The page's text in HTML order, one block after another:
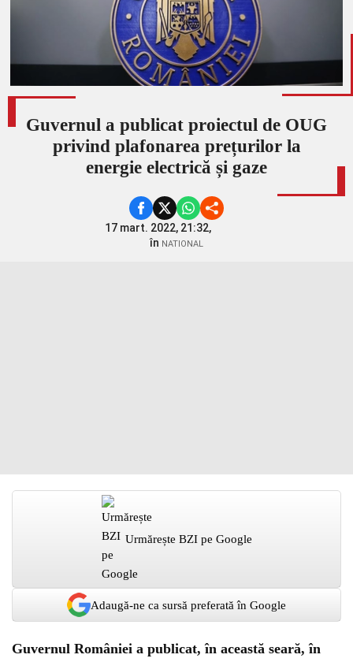
Guvernul a publicat proiectul de OUG
privind plafonarea prețurilor la
energie electrică și gaze
17 mart. 2022, 21:32,
în NATIONAL
Urmărește BZI pe Google
Adaugă-ne ca sursă preferată în Google
Guvernul României a publicat, în această seară, în